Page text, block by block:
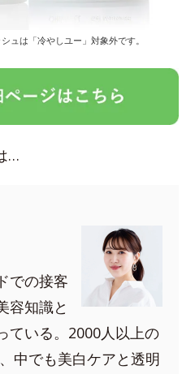
は「冷やしユー」対象外です。
…
での接客
容知識と
ている。2000人以上の
中でも美白ケアと透明